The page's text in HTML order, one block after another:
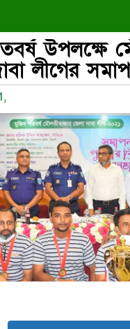
উপলক্ষে
লীগের